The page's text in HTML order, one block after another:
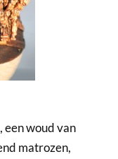
een woud van
matrozen,